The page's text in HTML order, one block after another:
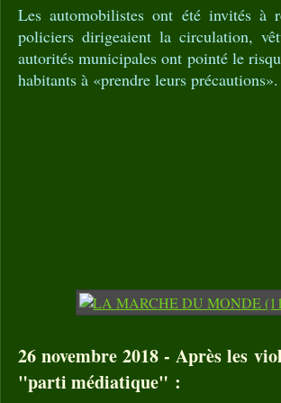
Les automobilistes ont été invités à
policiers dirigeaient la circulation,
autorités municipales ont pointé le
habitants à «prendre leurs précautions».
26 novembre 2018 - Après les
"parti médiatique" :